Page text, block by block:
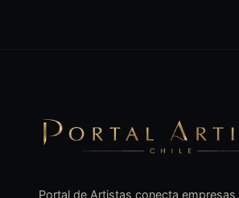
Portal de Artistas conecta empresas,